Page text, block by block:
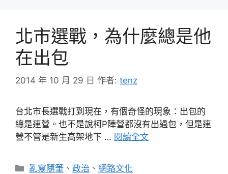
北市選戰，為什麼總是他
在出包
2014 年 10 月 29 日 作者: tenz
台北市長選戰打到現在，有個奇怪的現象：出包的
總是連營。也不是說柯P陣營都沒有出過包，但是連
營不管是新生高架地下 … 閱讀全文
分
亂寫隨筆 、政治 、網路文化